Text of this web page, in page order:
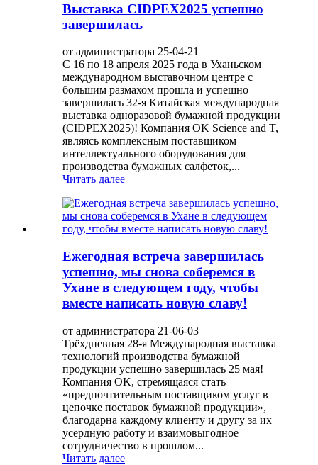
Выставка CIDPEX2025 успешно
завершилась
от администратора 25-04-21
С 16 по 18 апреля 2025 года в Уханьском
международном выставочном центре с
большим размахом прошла и успешно
завершилась 32-я Китайская международная
выставка одноразовой бумажной продукции
(CIDPEX2025)! Компания OK Science and T,
являясь комплексным поставщиком
интеллектуального оборудования для
производства бумажных салфеток,...
Читать далее
Ежегодная встреча завершилась
успешно, мы снова соберемся в
Ухане в следующем году, чтобы
вместе написать новую славу!
от администратора 21-06-03
Трёхдневная 28-я Международная выставка
технологий производства бумажной
продукции успешно завершилась 25 мая!
Компания OK, стремящаяся стать
«предпочтительным поставщиком услуг в
цепочке поставок бумажной продукции»,
благодарна каждому клиенту и другу за их
усердную работу и взаимовыгодное
сотрудничество в прошлом...
Читать далее